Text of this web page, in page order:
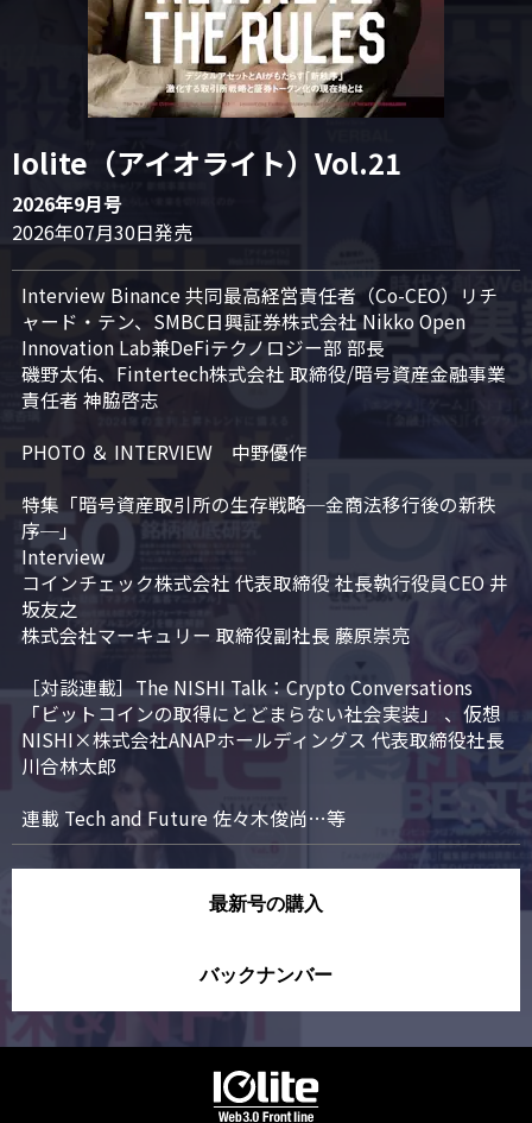
Iolite（アイオライト）Vol.21
2026年9月号
2026年07月30日発売
Interview Binance 共同最高経営責任者（Co-CEO）リチ
ャード・テン、SMBC日興証券株式会社 Nikko Open
Innovation Lab兼DeFiテクノロジー部 部長
磯野太佑、Fintertech株式会社 取締役/暗号資産金融事業
責任者 神脇啓志
PHOTO ＆ INTERVIEW　中野優作
特集「暗号資産取引所の生存戦略─金商法移行後の新秩
序─」
Interview
コインチェック株式会社 代表取締役 社長執行役員CEO 井
坂友之
株式会社マーキュリー 取締役副社長 藤原崇亮
［対談連載］The NISHI Talk：Crypto Conversations
「ビットコインの取得にとどまらない社会実装」 、仮想
NISHI×株式会社ANAPホールディングス 代表取締役社長
川合林太郎
連載 Tech and Future 佐々木俊尚…等
最新号の購入
バックナンバー